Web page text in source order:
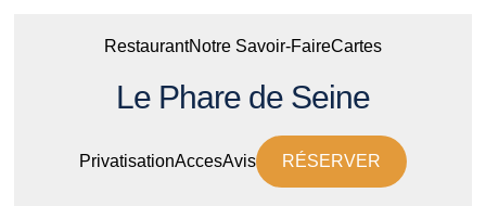
RestaurantNotre Savoir-FaireCartes
Le Phare de Seine
PrivatisationAccesAvis RÉSERVER